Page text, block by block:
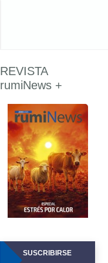
REVISTA
rumiNews +
SUSCRIBIRSE